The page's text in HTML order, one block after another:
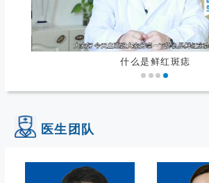
什么是鲜红斑痣
医生团队